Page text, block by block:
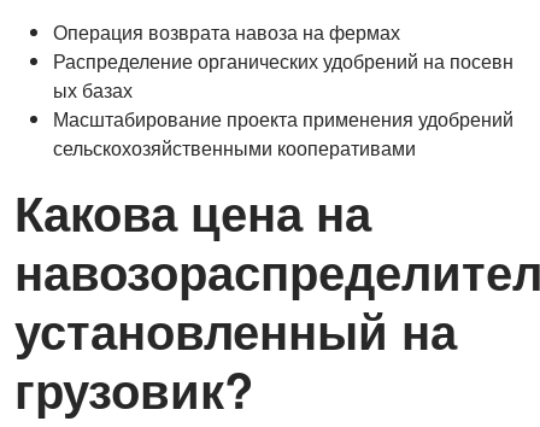
Операция возврата навоза на фермах
Распределение органических удобрений на посевн
ых базах
Масштабирование проекта применения удобрений
сельскохозяйственными кооперативами
Какова цена на
установленный на
грузовик?